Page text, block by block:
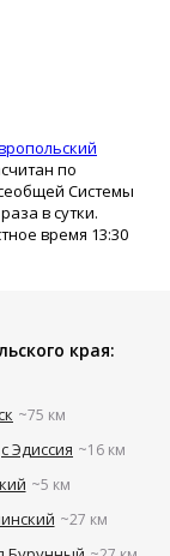
по
Системы
в сутки.
время 13:30
края:
~75 км
с Эдиссия ~16 км
~5 км
~27 км